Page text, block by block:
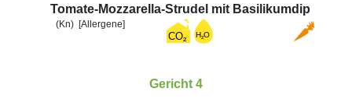
Tomate-Mozzarella-Strudel mit Basilikumdip
(Kn) [Allergene]
Gericht 4